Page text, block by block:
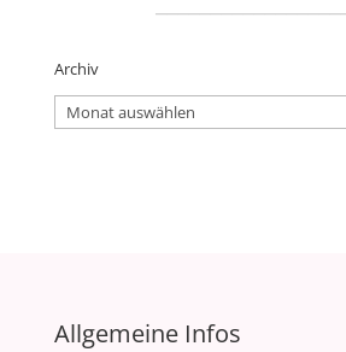
Archiv
Archiv
Allgemeine Infos